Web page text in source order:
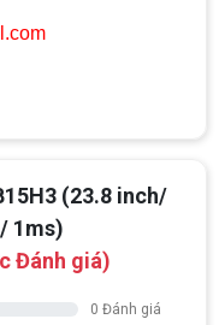
(23.8 inch/
1ms)
Đánh giá)
0 Đánh giá